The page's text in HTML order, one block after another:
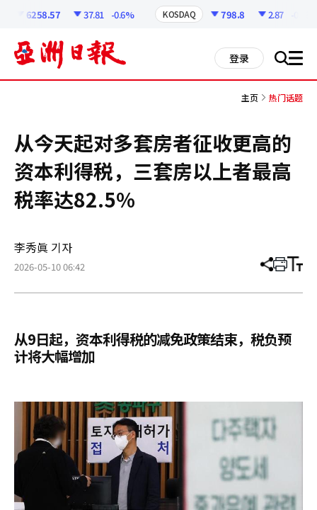
6258.57 37.81 -0.6% KOSDAQ 798.8 2.87 -0.36%
登录 搜 all
主页 热门话题
从今天起对多套房者征收更高的
资本利得税，三套房以上者最高
税率达82.5%
李秀眞 기자
2026-05-10 06:42 分
章
打 调
小
从9日起，资本利得税的减免政策结束，税负预
计将大幅增加